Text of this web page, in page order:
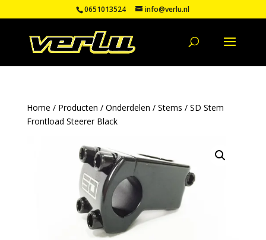
0651013524 info@verlu.nl
Home / Producten / Onderdelen / Stems / SD Stem
Frontload Steerer Black